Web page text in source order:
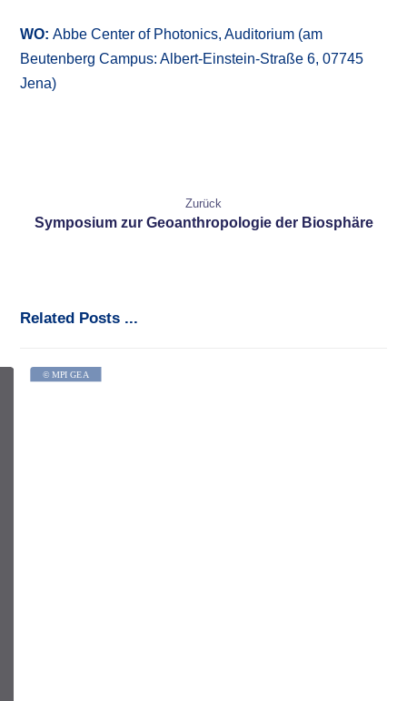
WO:Abbe Center of Photonics, Auditorium (am
Beutenberg Campus: Albert-Einstein-Straße 6, 07745
Jena)
Zurück
Symposium zur Geoanthropologie der Biosphäre
Related Posts ...
© MPI GEA